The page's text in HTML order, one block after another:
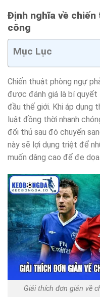
Định nghĩa về
công
Mục Lục
Chiến thuật phòng ngự
được đánh giá là bí quyết
đầu thế giới. Khi áp dụng
luật đồng thời nhanh
đối thủ sau đó chuyển
này sẽ lợi dụng triệt để
muốn dâng cao để đe
Giải thích đơn giản về